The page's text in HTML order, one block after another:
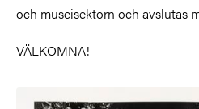
och museisektorn och avslutas
VÄLKOMNA!